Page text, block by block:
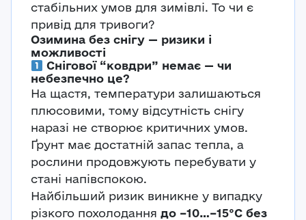
стабільних умов для зимівлі. То чи є
привід для тривоги?
Озимина без снігу — ризики і
можливості
Снігової “ковдри” немає — чи
небезпечно це?
На щастя, температури залишаються
плюсовими, тому відсутність снігу
наразі не створює критичних умов.
Ґрунт має достатній запас тепла, а
рослини продовжують перебувати у
стані напівспокою.
Найбільший ризик виникне у випадку
різкого похолодання до –10…–15°C без